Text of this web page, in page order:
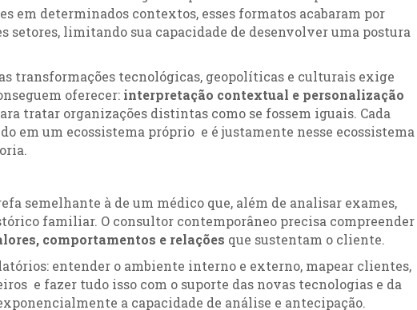
em determinados contextos, esses formatos acabaram por
setores, limitando sua capacidade de desenvolver uma postura
transformações tecnológicas, geopolíticas e culturais exige
oferecer: interpretação contextual e personalização
tratar organizações distintas como se fossem iguais. Cada
em um ecossistema próprio e é justamente nesse ecossistema
semelhante à de um médico que, além de analisar exames,
familiar. O consultor contemporâneo precisa compreender
comportamentos e relações que sustentam o cliente.
entender o ambiente interno e externo, mapear clientes,
e fazer tudo isso com o suporte das novas tecnologias e da
a capacidade de análise e antecipação.